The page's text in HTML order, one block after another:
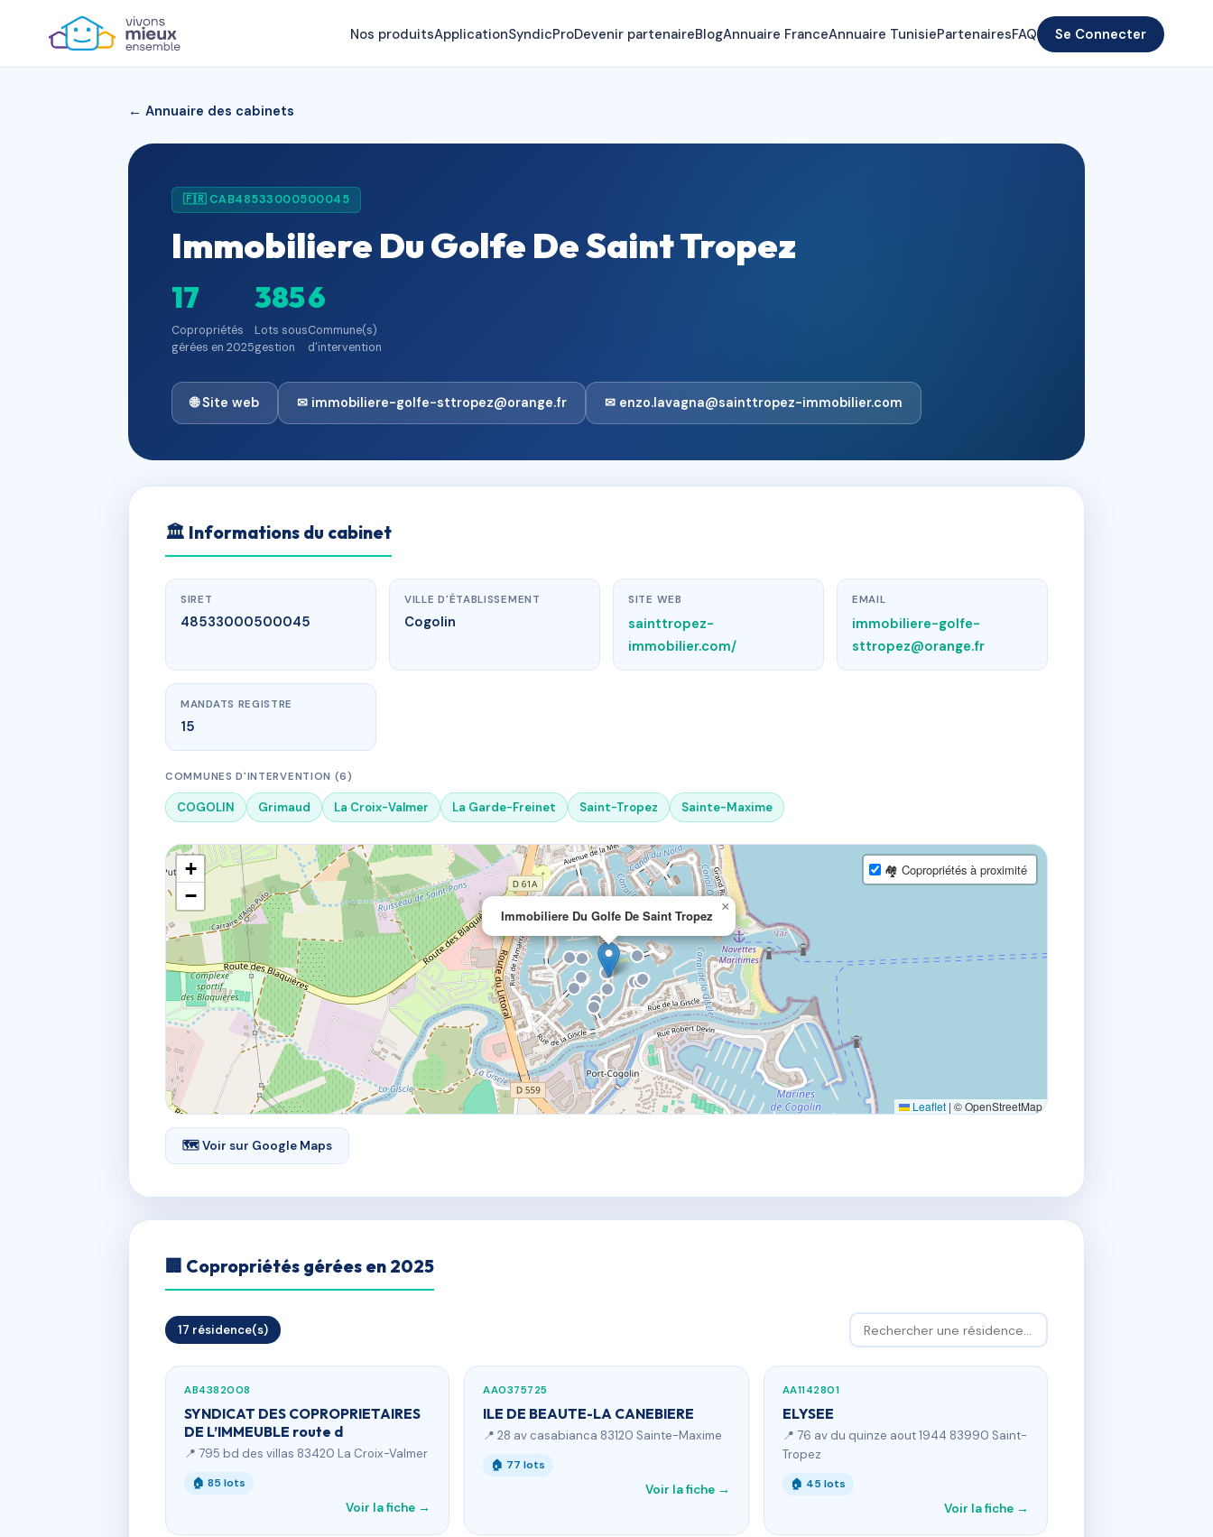
Nos produitsApplicationSyndicProDevenir partenaireBlogAnnuaire FranceAnnuaire TunisiePartenairesFAQ Se Connecter
← Annuaire des cabinets
🇫🇷 CAB48533000500045
Immobiliere Du Golfe De Saint Tropez
17
Copropriétés
gérées en 2025
385
Lots sous
gestion
6
Commune(s)
d'intervention
🌐 Site web ✉ immobiliere-golfe-sttropez@orange.fr ✉ enzo.lavagna@sainttropez-immobilier.com
🏛 Informations du cabinet
SIRET
48533000500045
VILLE D'ÉTABLISSEMENT
Cogolin
SITE WEB
sainttropez-
immobilier.com/
EMAIL
immobiliere-golfe-
sttropez@orange.fr
MANDATS REGISTRE
15
COMMUNES D'INTERVENTION (6)
COGOLIN Grimaud La Croix-Valmer La Garde-Freinet Saint-Tropez Sainte-Maxime
Immobiliere Du Golfe De Saint Tropez
×
+
−
🏘 Copropriétés à proximité
Leaflet | © OpenStreetMap
🗺 Voir sur Google Maps
🏢 Copropriétés gérées en 2025
17 résidence(s)
AB4382008
SYNDICAT DES COPROPRIETAIRES
DE L’IMMEUBLE route d
📍 795 bd des villas 83420 La Croix-Valmer
🏠 85 lots
Voir la fiche →
AA0375725
ILE DE BEAUTE-LA CANEBIERE
📍 28 av casabianca 83120 Sainte-Maxime
🏠 77 lots
Voir la fiche →
AA1142801
ELYSEE
📍 76 av du quinze aout 1944 83990 Saint-
Tropez
🏠 45 lots
Voir la fiche →